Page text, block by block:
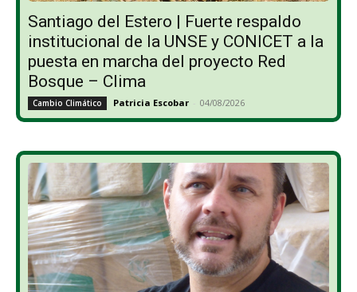
Santiago del Estero | Fuerte respaldo
institucional de la UNSE y CONICET a la
puesta en marcha del proyecto Red
Bosque – Clima
Cambio Climático Patricia Escobar - 04/08/2026